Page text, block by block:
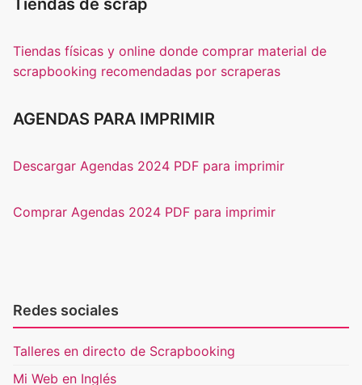
Tiendas de scrap
Tiendas físicas y online donde comprar material de
scrapbooking recomendadas por scraperas
AGENDAS PARA IMPRIMIR
Descargar Agendas 2024 PDF para imprimir
Comprar Agendas 2024 PDF para imprimir
Redes sociales
Talleres en directo de Scrapbooking
Mi Web en Inglés